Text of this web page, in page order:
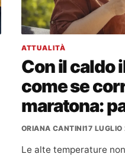
ATTUALITÀ
Con il caldo
come se
maratona:
ORIANA CANTINI17
Le alte temperature